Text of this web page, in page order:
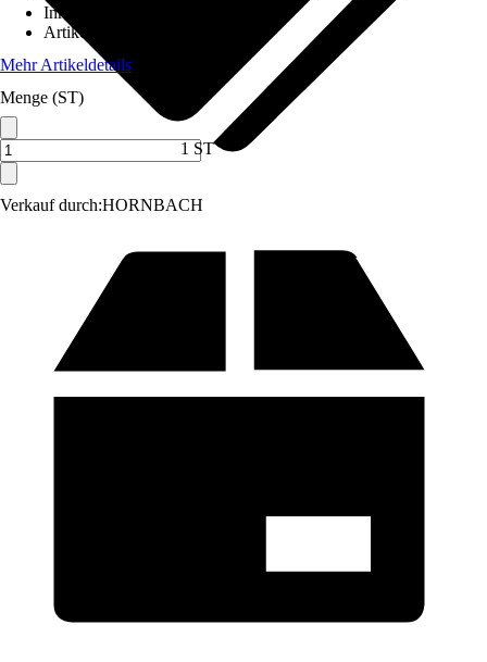
Verkauf durch:HORNBACH
Inhalt
Artikeltyp
Mehr Artikeldetails
Menge (ST)
1 ST